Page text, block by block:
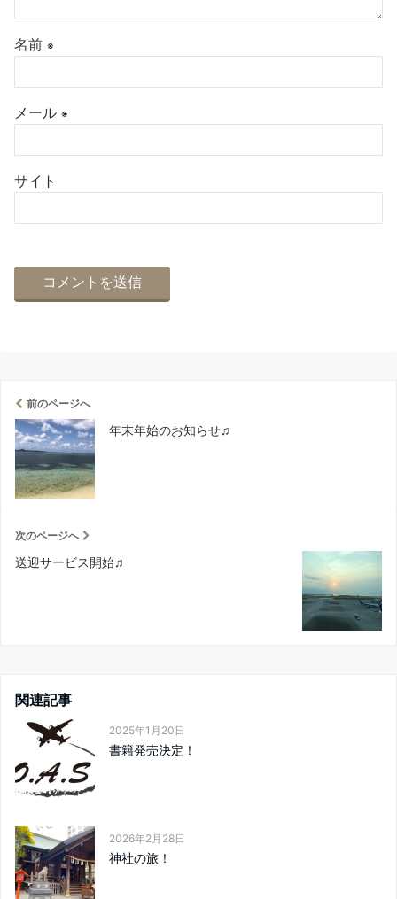
名前 ※
メール ※
サイト
前のページへ
年末年始のお知らせ♫
次のページへ
送迎サービス開始♫
関連記事
2025年1月20日
書籍発売決定！
2026年2月28日
神社の旅！